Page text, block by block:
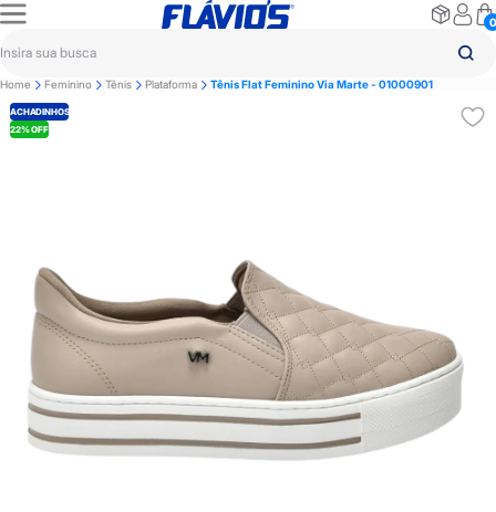
0
Home Feminino Tênis Plataforma Tênis Flat Feminino Via Marte - 01000901
22% OFF
ACHADINHOS